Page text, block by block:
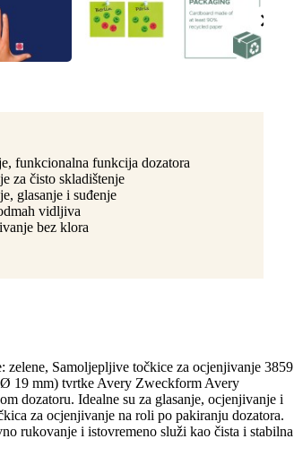
funkcionalna funkcija dozatora
za čisto skladištenje
glasanje i suđenje
vidljiva
bez klora
zelene, Samoljepljive točkice za ocjenjivanje 3859
19 mm) tvrtke Avery Zweckform Avery
dozatoru. Idealne su za glasanje, ocjenjivanje i
za ocjenjivanje na roli po pakiranju dozatora.
rukovanje i istovremeno služi kao čista i stabilna